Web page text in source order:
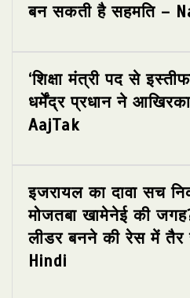
बन सकती है सहमति –
‘शिक्षा मंत्री पद से
धर्मेंद्र प्रधान ने
AajTak
इजरायल का दावा सच
मोजतबा खामेनेई की
लीडर बनने की रेस में
Hindi